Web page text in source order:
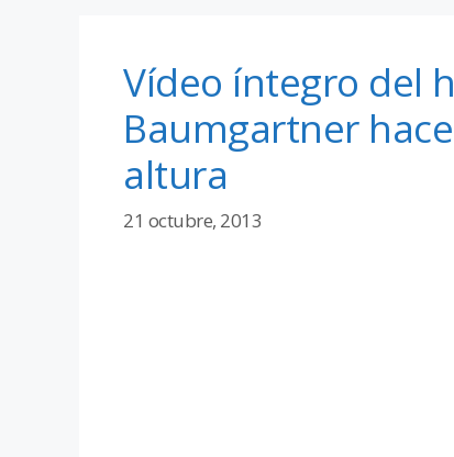
Vídeo íntegro del
Baumgartner
altura
21 octubre, 2013